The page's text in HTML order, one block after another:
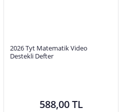
2026 Tyt Matematik Video
Destekli Defter
588,00 TL